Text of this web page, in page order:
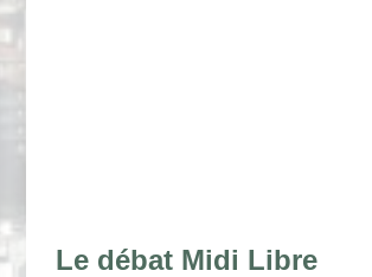
Le débat Midi Libre